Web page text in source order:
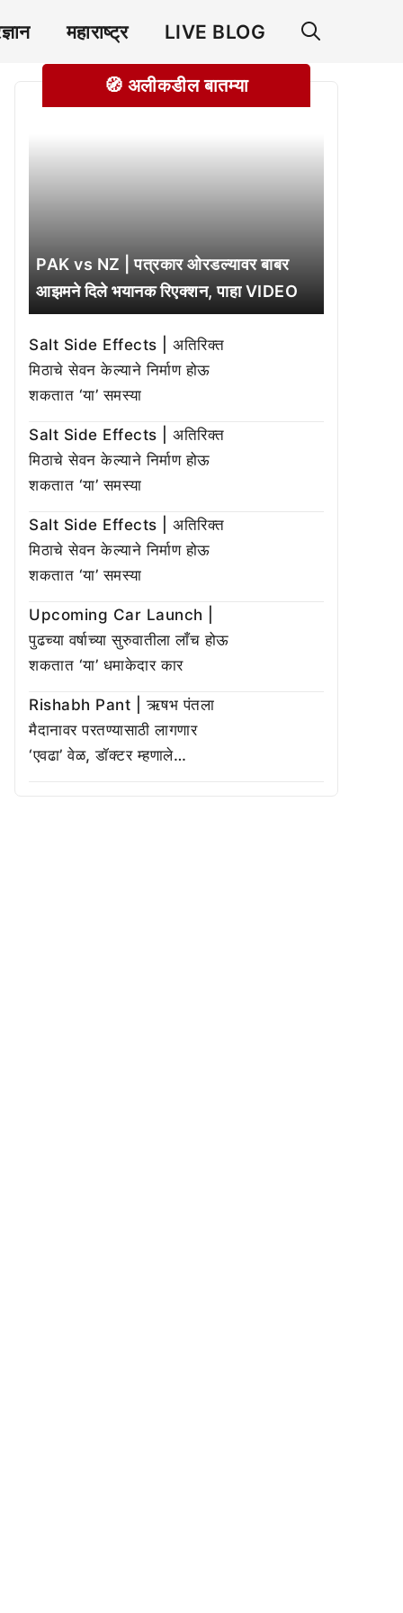
महाराष्ट्र LIVE BLOG
🧭 अलीकडील बातम्या
PAK vs NZ | पत्रकार ओरडल्यावर बाबर
आझमने दिले भयानक रिएक्शन, पाहा VIDEO
Salt Side Effects | अतिरिक्त
मिठाचे सेवन केल्याने निर्माण होऊ
शकतात ‘या’ समस्या
Salt Side Effects | अतिरिक्त
मिठाचे सेवन केल्याने निर्माण होऊ
शकतात ‘या’ समस्या
Salt Side Effects | अतिरिक्त
मिठाचे सेवन केल्याने निर्माण होऊ
शकतात ‘या’ समस्या
Upcoming Car Launch |
पुढच्या वर्षाच्या सुरुवातीला लाँच होऊ
शकतात ‘या’ धमाकेदार कार
Rishabh Pant | ऋषभ पंतला
मैदानावर परतण्यासाठी लागणार
‘एवढा’ वेळ, डॉक्टर म्हणाले…